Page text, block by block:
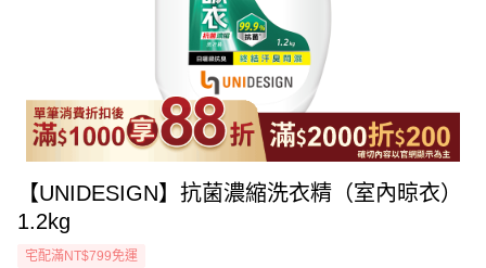
【UNIDESIGN】抗菌濃縮洗衣精（室內晾衣）
1.2kg
宅配滿NT$799免運